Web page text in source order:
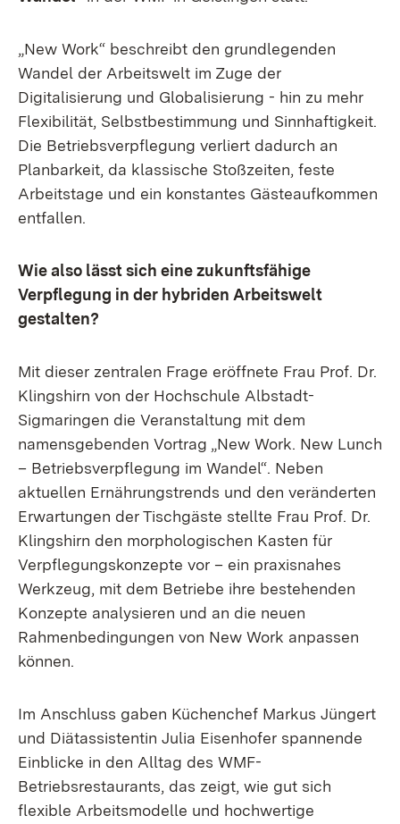
„New Work“ beschreibt den grundlegenden
Wandel der Arbeitswelt im Zuge der
Digitalisierung und Globalisierung - hin zu mehr
Flexibilität, Selbstbestimmung und Sinnhaftigkeit.
Die Betriebsverpflegung verliert dadurch an
Planbarkeit, da klassische Stoßzeiten, feste
Arbeitstage und ein konstantes Gästeaufkommen
entfallen.
Wie also lässt sich eine zukunftsfähige
Verpflegung in der hybriden Arbeitswelt
gestalten?
Mit dieser zentralen Frage eröffnete Frau Prof. Dr.
Klingshirn von der Hochschule Albstadt-
Sigmaringen die Veranstaltung mit dem
namensgebenden Vortrag „New Work. New Lunch
– Betriebsverpflegung im Wandel“. Neben
aktuellen Ernährungstrends und den veränderten
Erwartungen der Tischgäste stellte Frau Prof. Dr.
Klingshirn den morphologischen Kasten für
Verpflegungskonzepte vor – ein praxisnahes
Werkzeug, mit dem Betriebe ihre bestehenden
Konzepte analysieren und an die neuen
Rahmenbedingungen von New Work anpassen
können.
Im Anschluss gaben Küchenchef Markus Jüngert
und Diätassistentin Julia Eisenhofer spannende
Einblicke in den Alltag des WMF-
Betriebsrestaurants, das zeigt, wie gut sich
flexible Arbeitsmodelle und hochwertige